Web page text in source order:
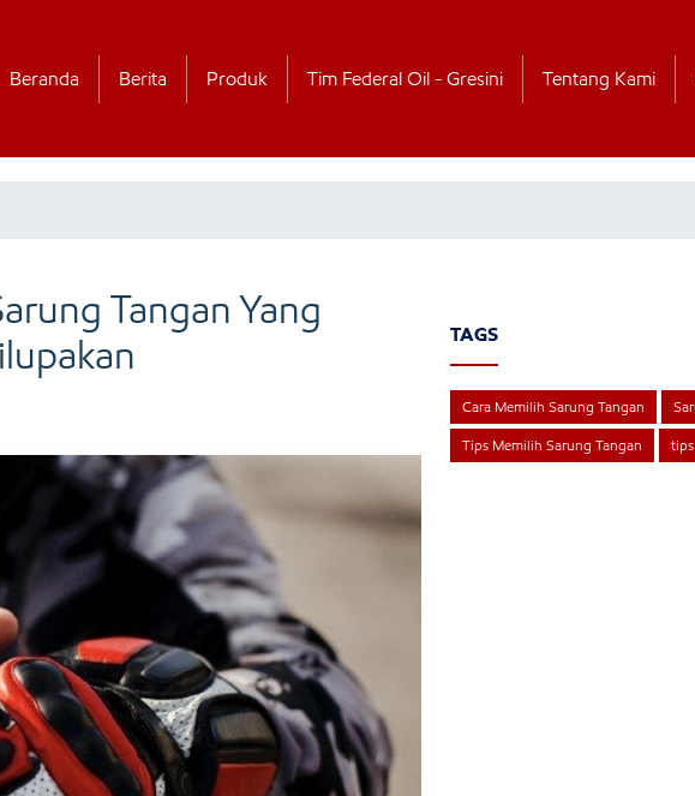
Beranda Berita Produk Tim Federal Oil - Gresini Tentang Kami
Tangan Yang
TAGS
Cara Memilih Sarung Tangan
Tips Memilih Sarung Tangan